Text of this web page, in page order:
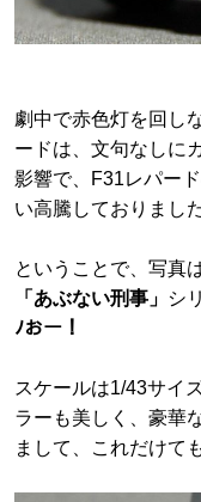
劇中で赤色灯を回し
ードは、文句なしに
影響で、F31レパー
い高騰しておりました
ということで、写真
「あぶない刑事」 シ
ﾉおー！
スケールは1/43サイ
ラーも美しく、豪華
まして、これだけて